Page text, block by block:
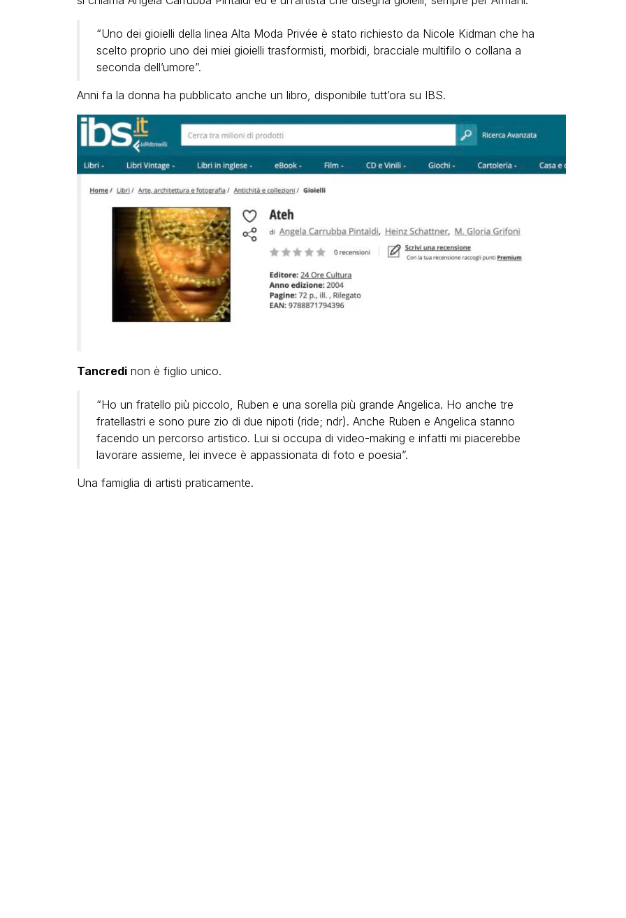
“Uno dei gioielli della linea Alta Moda Privée è stato richiesto da Nicole Kidman che ha
scelto proprio uno dei miei gioielli trasformisti, morbidi, bracciale multifilo o collana a
seconda dell’umore”.
Anni fa la donna ha pubblicato anche un libro, disponibile tutt’ora su IBS.
Tancredinon è figlio unico.
“Ho un fratello più piccolo, Ruben e una sorella più grande Angelica. Ho anche tre
fratellastri e sono pure zio di due nipoti (ride; ndr). Anche Ruben e Angelica stanno
facendo un percorso artistico. Lui si occupa di video-making e infatti mi piacerebbe
lavorare assieme, lei invece è appassionata di foto e poesia”.
Una famiglia di artisti praticamente.